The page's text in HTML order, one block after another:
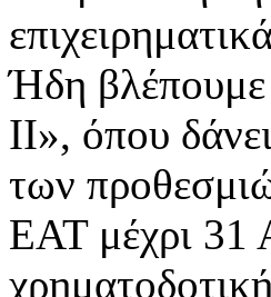
Ήδη βλέπουμε
ΙΙ», όπου
των
ΕΑΤ μέχρι 31